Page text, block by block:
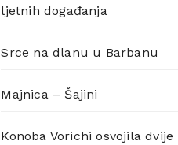
ljetnih događanja
Srce na dlanu u Barbanu
Majnica – Šajini
Konoba Vorichi osvojila